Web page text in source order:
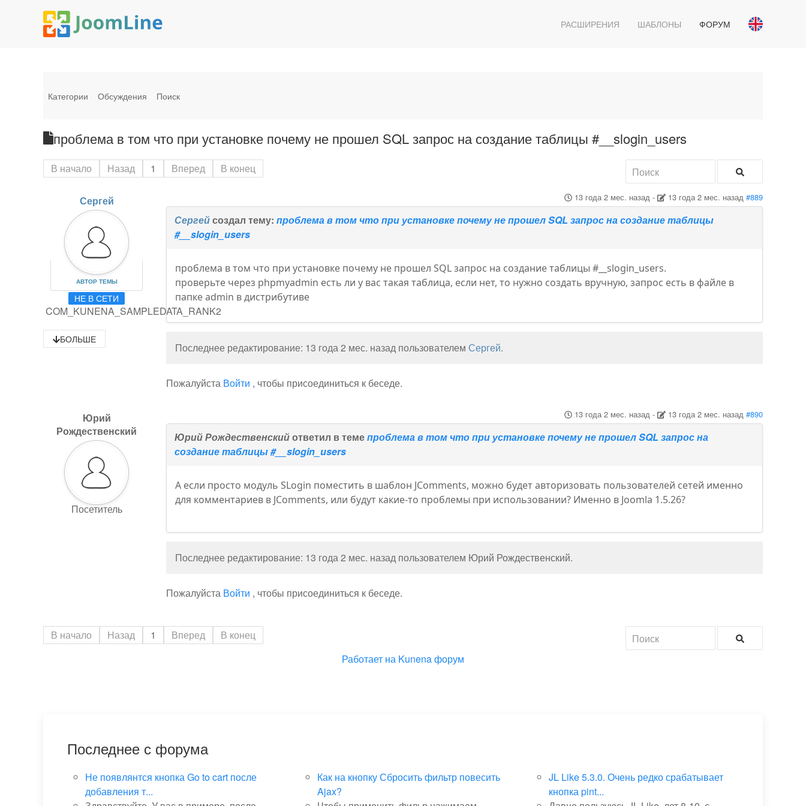
РАСШИРЕНИЯ ШАБЛОНЫ ФОРУМ
Категории Обсуждения Поиск
проблема в том что при установке почему не прошел SQL запрос на создание таблицы #__slogin_users
В начало Назад 1 Вперед В конец
Сергей
АВТОР ТЕМЫ
НЕ В СЕТИ
COM_KUNENA_SAMPLEDATA_RANK2
БОЛЬШЕ
13 года 2 мес. назад- 13 года 2 мес. назад #889
Сергейсоздал тему:проблема в том что при установке почему не прошел SQL запрос на создание таблицы
#__slogin_users
проблема в том что при установке почему не прошел SQL запрос на создание таблицы #__slogin_users.
проверьте через phpmyadmin есть ли у вас такая таблица, если нет, то нужно создать вручную, запрос есть в файле в
папке admin в дистрибутиве
Последнее редактирование: 13 года 2 мес. назад пользователемСергей.
Пожалуйста Войти , чтобы присоединиться к беседе.
Юрий
Рождественский
Посетитель
13 года 2 мес. назад- 13 года 2 мес. назад #890
Юрий Рождественскийответил в темепроблема в том что при установке почему не прошел SQL запрос на
создание таблицы #__slogin_users
А если просто модуль SLogin поместить в шаблон JComments, можно будет авторизовать пользователей сетей именно
для комментариев в JComments, или будут какие-то проблемы при использовании? Именно в Joomla 1.5.26?
Последнее редактирование: 13 года 2 мес. назад пользователем Юрий Рождественский.
Пожалуйста Войти , чтобы присоединиться к беседе.
В начало Назад 1 Вперед
В конец
Работает на Kunena форум
Последнее с форума
Не появлянтся кнопка Go to cart после
добавления т...
Как на кнопку Сбросить фильтр повесить
Ajax?
JL Like 5.3.0. Очень редко срабатывает
кнопка pint...